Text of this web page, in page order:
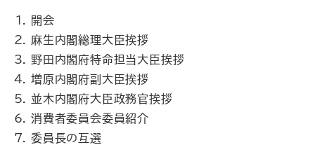
開会
麻生内閣総理大臣挨拶
野田内閣府特命担当大臣挨拶
増原内閣府副大臣挨拶
並木内閣府大臣政務官挨拶
消費者委員会委員紹介
委員長の互選